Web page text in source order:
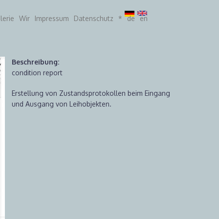
Wir Impressum Datenschutz * de en
Beschreibung:
condition report
Erstellung von Zustandsprotokollen beim Eingang
und Ausgang von Leihobjekten.